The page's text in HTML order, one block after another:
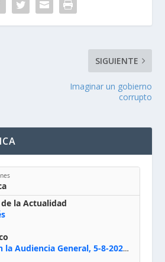
SIGUIENTE
Imaginar un gobierno
corrupto
la Actualidad
Papa León Xiv en la Audiencia General, 5-8-2026: «Dios en el primer puesto; la oración, nuestra primera obligación; la liturgia, la primera fuente de la vida divina que se nos comunica, la primera escuela de nuestra vida espiritual»